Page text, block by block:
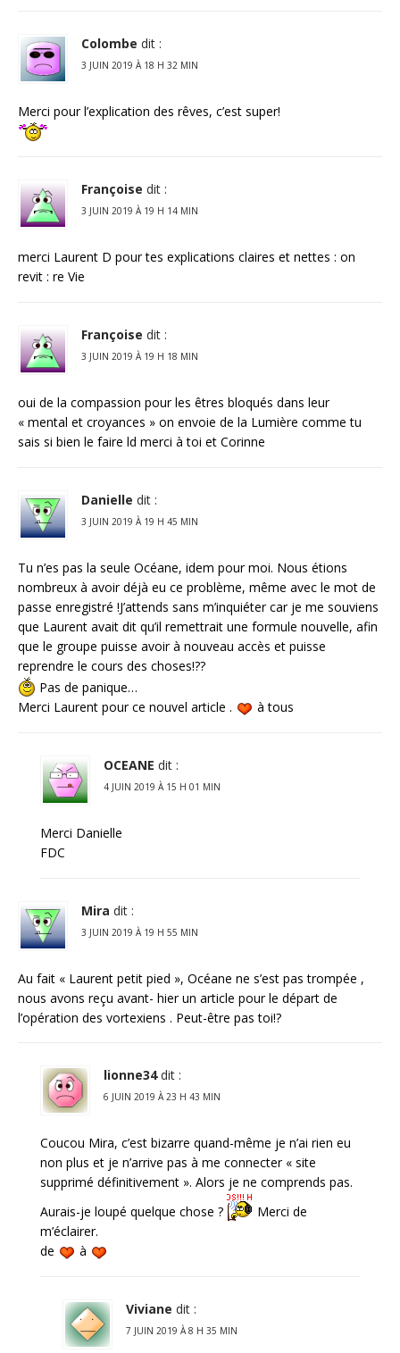
Colombe dit :
3 JUIN 2019 À 18 H 32 MIN
Merci pour l’explication des rêves, c’est super!
Françoise dit :
3 JUIN 2019 À 19 H 14 MIN
merci Laurent D pour tes explications claires et nettes : on
revit : re Vie
Françoise dit :
3 JUIN 2019 À 19 H 18 MIN
oui de la compassion pour les êtres bloqués dans leur
« mental et croyances » on envoie de la Lumière comme tu
sais si bien le faire ld merci à toi et Corinne
Danielle dit :
3 JUIN 2019 À 19 H 45 MIN
Tu n’es pas la seule Océane, idem pour moi. Nous étions
nombreux à avoir déjà eu ce problème, même avec le mot de
passe enregistré !J’attends sans m’inquiéter car je me souviens
que Laurent avait dit qu’il remettrait une formule nouvelle, afin
que le groupe puisse avoir à nouveau accès et puisse
reprendre le cours des choses!??
Pas de panique…
Merci Laurent pour ce nouvel article .
à tous
OCEANE dit :
4 JUIN 2019 À 15 H 01 MIN
Merci Danielle
FDC
Mira dit :
3 JUIN 2019 À 19 H 55 MIN
Au fait « Laurent petit pied », Océane ne s’est pas trompée ,
nous avons reçu avant- hier un article pour le départ de
l’opération des vortexiens . Peut-être pas toi!?
lionne34 dit :
6 JUIN 2019 À 23 H 43 MIN
Coucou Mira, c’est bizarre quand-même je n’ai rien eu
non plus et je n’arrive pas à me connecter « site
supprimé définitivement ». Alors je ne comprends pas.
Aurais-je loupé quelque chose ?
Merci de
m’éclairer.
de
à
Viviane dit :
7 JUIN 2019 À 8 H 35 MIN